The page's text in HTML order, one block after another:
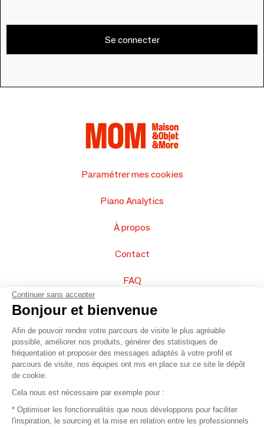
Se connecter
Paramétrer mes cookies
Piano Analytics
À propos
Contact
FAQ
Vendez vos produits
Plan du site
© 2016 –Organisation SAFI
Recrutement
Continuer sans accepter
Bonjour et bienvenue
Afin de pouvoir rendre votre parcours de visite le plus agréable
possible, améliorer nos produits, générer des statistiques de
fréquentation et proposer des messages adaptés à votre profil et
parcours de visite, nos équipes ont mis en place sur ce site le dépôt
de cookie.
Cela nous est nécessaire par exemple pour :
* Optimiser les fonctionnalités que nous développons pour faciliter
l'inspiration, le sourcing et la mise en relation entre les professionnels